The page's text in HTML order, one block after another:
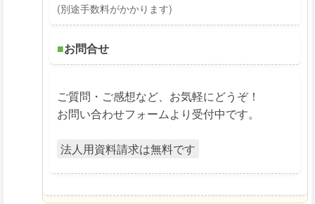
(別途手数料がかかります)
■お問合せ
ご質問・ご感想など、お気軽にどうぞ！
お問い合わせフォームより受付中です。
法人用資料請求は無料です